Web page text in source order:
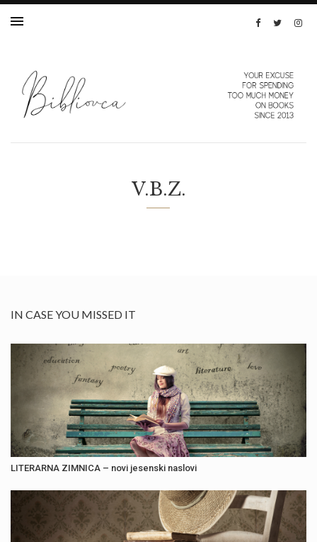
V.B.Z.
IN CASE YOU MISSED IT
LITERARNA ZIMNICA – novi jesenski naslovi